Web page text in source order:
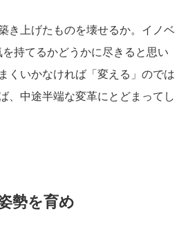
き上げたものを壊せるか。イノベ
持てるかどうかに尽きると思い
くいかなければ「変える」のでは
、中途半端な変革にとどまってし
勢を育め